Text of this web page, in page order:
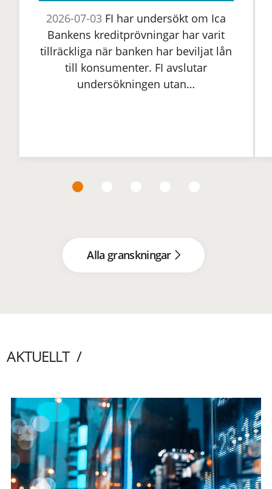
2026-07-03 FI har undersökt om Ica
Bankens kreditprövningar har varit
tillräckliga när banken har beviljat lån
till konsumenter. FI avslutar
undersökningen utan…
Alla granskningar
AKTUELLT